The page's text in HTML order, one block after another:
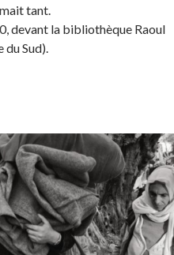
tant.
devant la bibliothèque Raoul
du Sud).